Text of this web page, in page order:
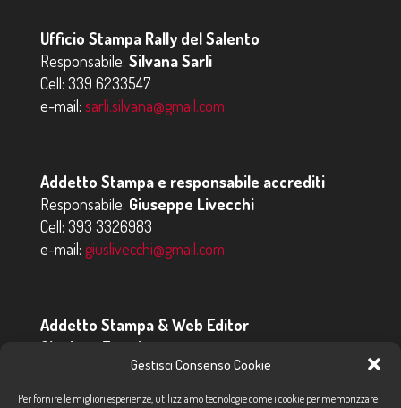
Gestisci Consenso Cookie
Per fornire le migliori esperienze, utilizziamo tecnologie come i cookie per memorizzare
Ufficio Stampa Rally del Salento
Responsabile: Silvana Sarli
Cell: 339 6233547
e-mail: sarli.silvana@gmail.com
Addetto Stampa e responsabile accrediti
Responsabile: Giuseppe Livecchi
Cell: 393 3326983
e-mail: giuslivecchi@gmail.com
Addetto Stampa & Web Editor
Gianluca Eremita
347 4684800
e-mail: addettostampa@tiscali.it